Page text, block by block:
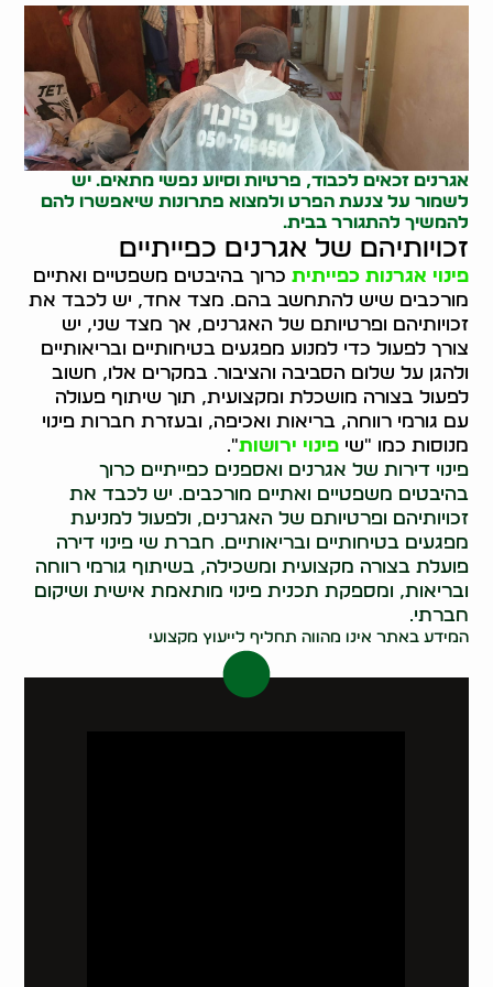
אגרנים זכאים לכבוד, פרטיות וסיוע נפשי מתאים. יש
לשמור על צנעת הפרט ולמצוא פתרונות שיאפשרו להם
להמשיך להתגורר בבית.
זכויותיהם של אגרנים כפייתיים
פינוי אגרנות כפייתית כרוך בהיבטים משפטיים ואתיים
מורכבים שיש להתחשב בהם. מצד אחד, יש לכבד את
זכויותיהם ופרטיותם של האגרנים, אך מצד שני, יש
צורך לפעול כדי למנוע מפגעים בטיחותיים ובריאותיים
ולהגן על שלום הסביבה והציבור. במקרים אלו, חשוב
לפעול בצורה מושכלת ומקצועית, תוך שיתוף פעולה
עם גורמי רווחה, בריאות ואכיפה, ובעזרת חברות פינוי
מנוסות כמו "שיפינוי ירושות".
פינוי דירות של אגרנים ואספנים כפייתיים כרוך
בהיבטים משפטיים ואתיים מורכבים. יש לכבד את
זכויותיהם ופרטיותם של האגרנים, ולפעול למניעת
מפגעים בטיחותיים ובריאותיים. חברת שי פינוי דירה
פועלת בצורה מקצועית ומשכילה, בשיתוף גורמי רווחה
ובריאות, ומספקת תכנית פינוי מותאמת אישית ושיקום
חברתי.
המידע באתר אינו מהווה תחליף לייעוץ מקצועי